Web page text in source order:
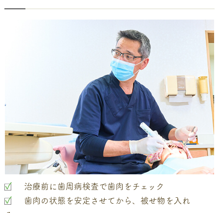
治療前に歯周病検査で歯肉をチェック
歯肉の状態を安定させてから、被せ物を入れ